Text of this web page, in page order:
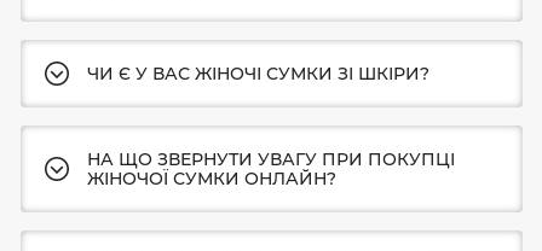
ЧИ Є У ВАС ЖІНОЧІ СУМКИ ЗІ ШКІРИ?
НА ЩО ЗВЕРНУТИ УВАГУ ПРИ ПОКУПЦІ
ЖІНОЧОЇ СУМКИ ОНЛАЙН?